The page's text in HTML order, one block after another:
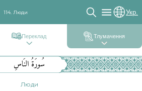
114. Люди Укр.
Переклад Тлумачення
سُورَةُ النَاسِ
Люди